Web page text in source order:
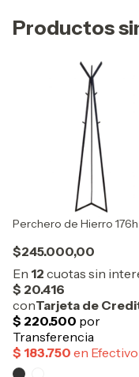
Productos
Perchero de Hierro 176h
$245.000,00